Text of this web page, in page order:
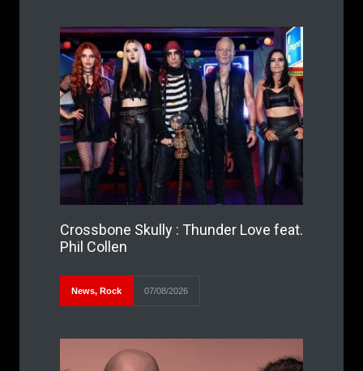
Crossbone Skully : Thunder Love feat.
Phil Collen
News, Rock 07/08/2026